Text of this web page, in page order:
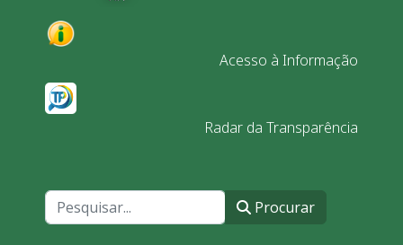
Acesso à Informação
Radar da Transparência
Procurar